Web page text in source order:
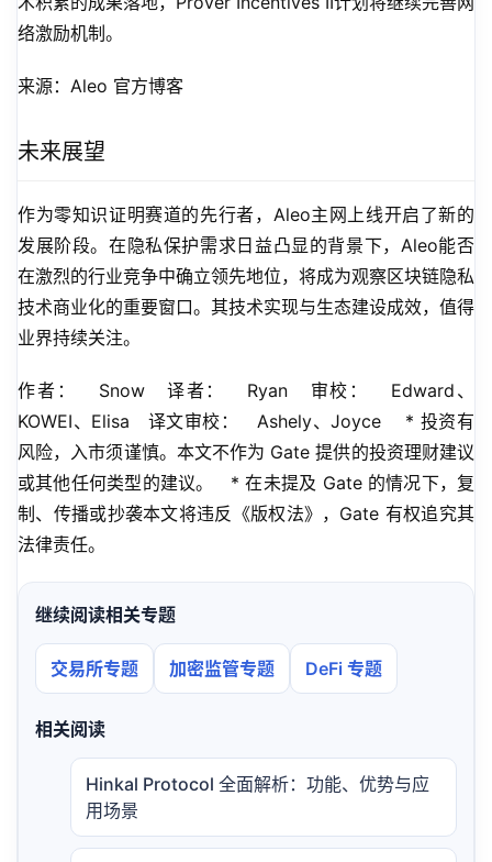
络激励机制。
来源：Aleo 官方博客
未来展望
作为零知识证明赛道的先行者，Aleo主网上线开启了新的
发展阶段。在隐私保护需求日益凸显的背景下，Aleo能否
在激烈的行业竞争中确立领先地位，将成为观察区块链隐私
技术商业化的重要窗口。其技术实现与生态建设成效，值得
业界持续关注。
作者：   Snow   译者：   Ryan   审校：   Edward、
KOWEI、Elisa   译文审校：   Ashely、Joyce    * 投资有
风险，入市须谨慎。本文不作为 Gate 提供的投资理财建议
或其他任何类型的建议。   * 在未提及 Gate 的情况下，复
制、传播或抄袭本文将违反《版权法》，Gate 有权追究其
法律责任。
继续阅读相关专题
交易所专题 加密监管专题 DeFi 专题
相关阅读
Hinkal Protocol 全面解析：功能、优势与应
用场景